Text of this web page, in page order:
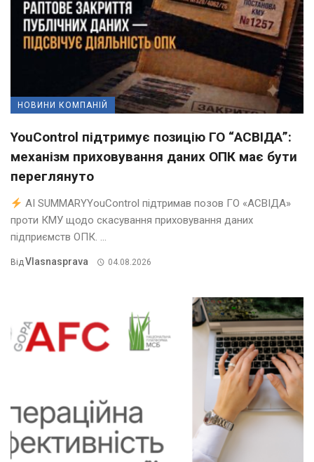
НОВИНИ КОМПАНІЙ
YouControl підтримує позицію ГО “АСВІДА”:
механізм приховування даних ОПК має бути
переглянуто
AI SUMMARYYouControl підтримав позов ГО «АСВІДА»
проти КМУ щодо скасування приховування даних
підприємств ОПК. ...
ВідVlasnasprava 04.08.2026